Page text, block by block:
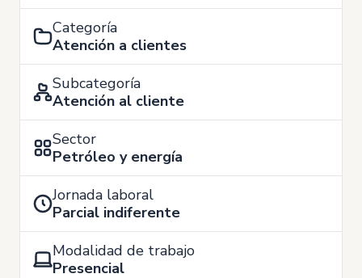
Categoría
Atención a clientes
Subcategoría
Atención al cliente
Sector
Petróleo y energía
Jornada laboral
Parcial indiferente
Modalidad de trabajo
Presencial